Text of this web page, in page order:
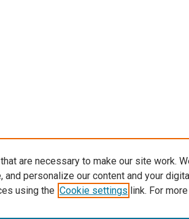
are necessary to make our site work.
and personalize our content and your
using the Cookie settings link. For